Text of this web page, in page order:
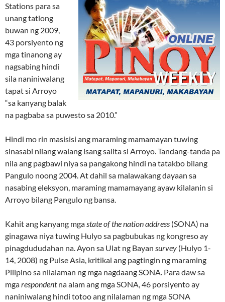
Stations para sa
unang tatlong
buwan ng 2009,
43 porsiyento ng
mga tinanong ay
nagsabing hindi
sila naniniwalang
tapat si Arroyo
“sa kanyang balak
na pagbaba sa puwesto sa 2010.”
Hindi mo rin masisisi ang maraming mamamayan tuwing
sinasabi nilang walang isang salita si Arroyo. Tandang-tanda pa
nila ang pagbawi niya sa pangakong hindi na tatakbo bilang
Pangulo noong 2004. At dahil sa malawakang dayaan sa
nasabing eleksyon, maraming mamamayang ayaw kilalanin si
Arroyo bilang Pangulo ng bansa.
Kahit ang kanyang mgastate of the nation address (SONA) na
ginagawa niya tuwing Hulyo sa pagbubukas ng kongreso ay
pinagdududahan na. Ayon sa Ulat ng Bayan survey (Hulyo 1-
14, 2008) ng Pulse Asia, kritikal ang pagtingin ng maraming
Pilipino sa nilalaman ng mga nagdaang SONA. Para daw sa
mgarespondentna alam ang mga SONA, 46 porsiyento ay
naniniwalang hindi totoo ang nilalaman ng mga SONA